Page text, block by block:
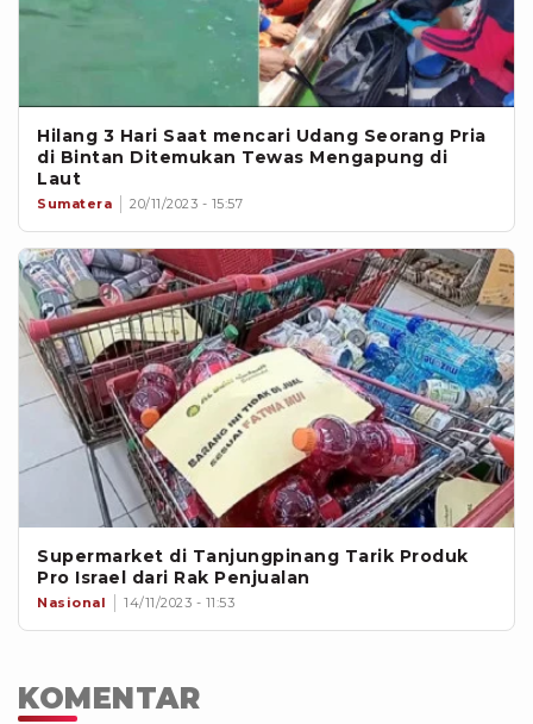
Hilang 3 Hari Saat mencari Udang Seorang Pria
di Bintan Ditemukan Tewas Mengapung di
Laut
Sumatera 20/11/2023 - 15:57
Supermarket di Tanjungpinang Tarik Produk
Pro Israel dari Rak Penjualan
Nasional 14/11/2023 - 11:53
KOMENTAR